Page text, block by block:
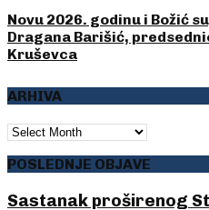
Novu 2026. godinu i Božić
Dragana Barišić,
Kruševca
ARHIVA
ARHIVA
POSLEDNJE OBJAVE
Sastanak proširenog